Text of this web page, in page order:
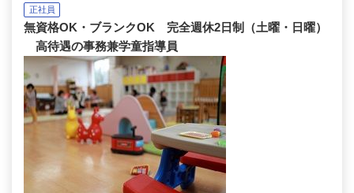
正社員
無資格OK・ブランクOK 完全週休2日制（土曜・日曜）
高待遇の事務兼学童指導員